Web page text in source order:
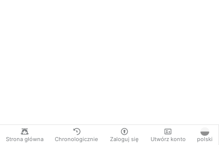
Strona główna Chronologicznie Zaloguj się Utwórz konto polski